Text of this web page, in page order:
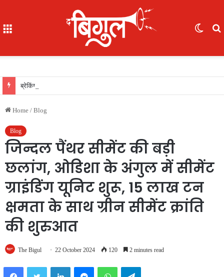
ब्रेकिंग : 05 IAS की नई पदस्थापना..देखिए सूची
Home / Blog
Blog
जिन्दल पैंथर सीमेंट की बड़ी
छलांग, ओडिशा के अंगुल में सीमेंट
ग्राइंडिंग यूनिट शुरू, 15 लाख टन
क्षमता के साथ ग्रीन सीमेंट क्रांति
की शुरुआत
The Bigul 22 October 2024 120 2 minutes read
FacebookTwitter LinkedInMessengerWhatsAppTelegram